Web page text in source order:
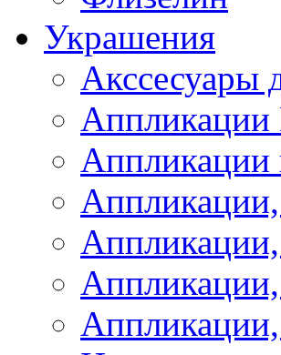
Украшения
Акссесуары
Аппликации